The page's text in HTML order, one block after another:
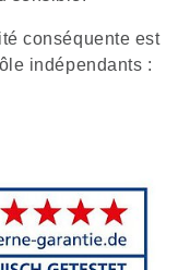
conséquente est
indépendants :